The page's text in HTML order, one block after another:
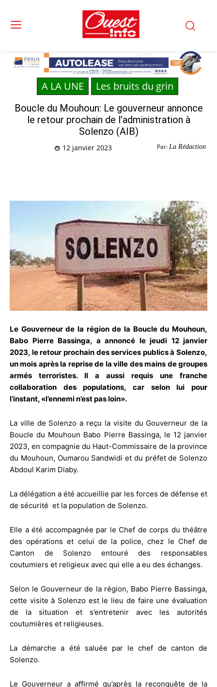
A LA UNE Les bruits du grin
Boucle du Mouhoun: Le gouverneur annonce
le retour prochain de l’administration à
Solenzo (AIB)
Par: La Rédaction
12 janvier 2023
Le Gouverneur de la région de la Boucle du Mouhoun,
Babo Pierre Bassinga, a annoncé le jeudi 12 janvier
2023, le retour prochain des services publics à Solenzo,
un mois après la reprise de la ville des mains de groupes
armés terroristes. Il a aussi requis une franche
collaboration des populations, car selon lui pour
l’instant, «l’ennemi n’est pas loin».
La ville de Solenzo a reçu la visite du Gouverneur de la
Boucle du Mouhoun Babo Pierre Bassinga, le 12 janvier
2023, en compagnie du Haut-Commissaire de la province
du Mouhoun, Oumarou Sandwidi et du préfet de Solenzo
Abdoul Karim Diaby.
La délégation a été accueillie par les forces de défense et
de sécurité et la population de Solenzo.
Elle a été accompagnée par le Chef de corps du théâtre
des opérations et celui de la police, chez le Chef de
Canton de Solenzo entouré des responsables
coutumiers et religieux avec qui elle a eu des échanges.
Selon le Gouverneur de la région, Babo Pierre Bassinga,
cette visite à Solenzo est le lieu de faire une évaluation
de la situation et s’entretenir avec les autorités
coutumières et religieuses.
La démarche a été saluée par le chef de canton de
Solenzo.
Le Gouverneur a affirmé qu’après la reconquête de la